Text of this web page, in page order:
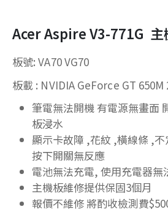
Acer Aspire V3-771G 主
板號: VA70 VG70
板載 : NVIDIA GeForce GT 650M
筆電無法開機 有電源無畫面
板浸水
顯示卡故障 ,花紋 ,橫線條 ,
按下開關無反應
電池無法充電, 使用充電器無
主機板維修提供保固3個月
報價不維修 將酌收檢測費